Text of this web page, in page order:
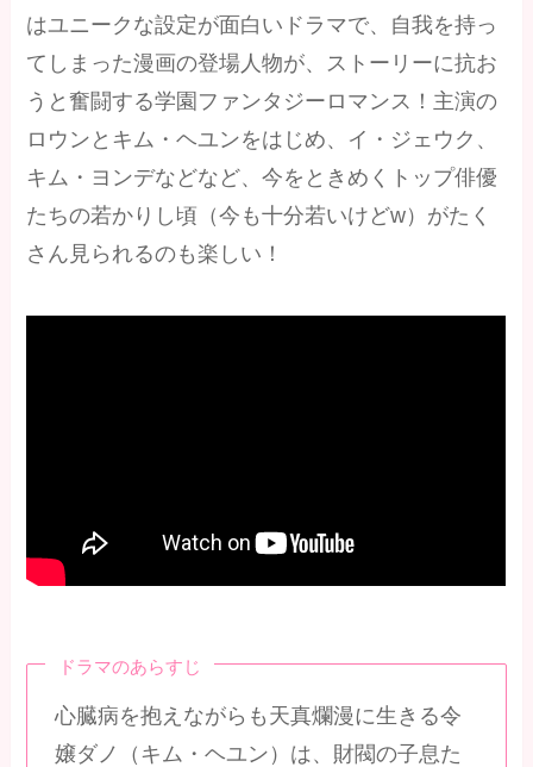
はユニークな設定が面白いドラマで、自我を持っ
てしまった漫画の登場人物が、ストーリーに抗お
うと奮闘する学園ファンタジーロマンス！主演の
ロウンとキム・ヘユンをはじめ、イ・ジェウク、
キム・ヨンデなどなど、今をときめくトップ俳優
たちの若かりし頃（今も十分若いけどw）がたく
さん見られるのも楽しい！
ドラマのあらすじ
心臓病を抱えながらも天真爛漫に生きる令
嬢ダノ（キム・ヘユン）は、財閥の子息た